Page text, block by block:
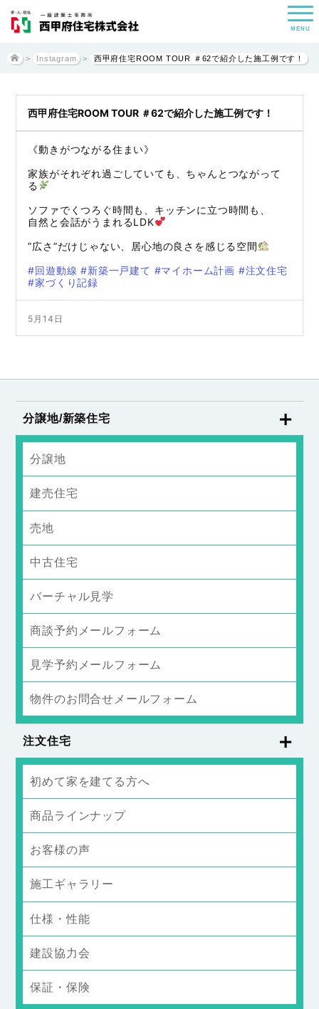
MENU
> Instagram > 西甲府住宅ROOM TOUR ＃62で紹介した施工例です！
西甲府住宅ROOM TOUR ＃62で紹介した施工例です！
《動きがつながる住まい》
家族がそれぞれ過ごしていても、ちゃんとつながって
る
ソファでくつろぐ時間も、キッチンに立つ時間も、
自然と会話がうまれるLDK
”広さ”だけじゃない、居心地の良さを感じる空間
#回遊動線 #新築一戸建て #マイホーム計画 #注文住宅
#家づくり記録
5月14日
分譲地/新築住宅
分譲地
建売住宅
売地
中古住宅
バーチャル見学
商談予約メールフォーム
見学予約メールフォーム
物件のお問合せメールフォーム
注文住宅
初めて家を建てる方へ
商品ラインナップ
お客様の声
施工ギャラリー
仕様・性能
建設協力会
保証・保険